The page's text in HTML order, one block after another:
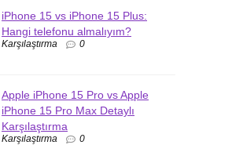
iPhone 15 vs iPhone 15 Plus:
Hangi telefonu almalıyım?
Karşılaştırma 0
Apple iPhone 15 Pro vs Apple
iPhone 15 Pro Max Detaylı
Karşılaştırma
Karşılaştırma 0